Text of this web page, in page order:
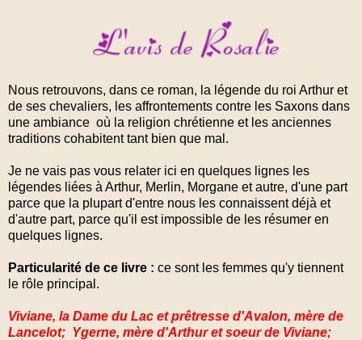
Nous retrouvons, dans ce roman, la légende du roi Arthur et
de ses chevaliers, les affrontements contre les Saxons dans
une ambiance où la religion chrétienne et les anciennes
traditions cohabitent tant bien que mal.
Je ne vais pas vous relater ici en quelques lignes les
légendes liées à Arthur, Merlin, Morgane et autre, d'une part
parce que la plupart d'entre nous les connaissent déjà et
d'autre part, parce qu'il est impossible de les résumer en
quelques lignes.
Particularité de ce livre : ce sont les femmes qu'y tiennent
le rôle principal.
Viviane, la Dame du Lac et prêtresse d'Avalon, mère de
Lancelot; Ygerne, mère d'Arthur et soeur de Viviane;